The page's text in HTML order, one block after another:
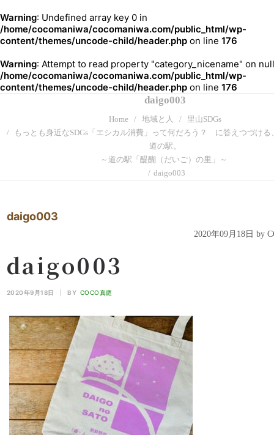
Warning: Undefined array key 0 in
/home/cocomaniwa/cocomaniwa.com/public_html/wp-
content/themes/uncode-child/header.php on line 176
Warning: Attempt to read property "category_nicename" on
/home/cocomaniwa/cocomaniwa.com/public_html/wp-
content/themes/uncode-child/header.php on line 176
daigo003
Home 地域と人
里山SDGs
もっとも身近なSDGs「エシカル消費」って何だろう？ に答えつづける
道の駅。
～道の駅「醍醐（だいご）の里」～
daigo003
daigo003
2020年09月18日 by
daigo003
2020年9月18日 BY COCO真庭